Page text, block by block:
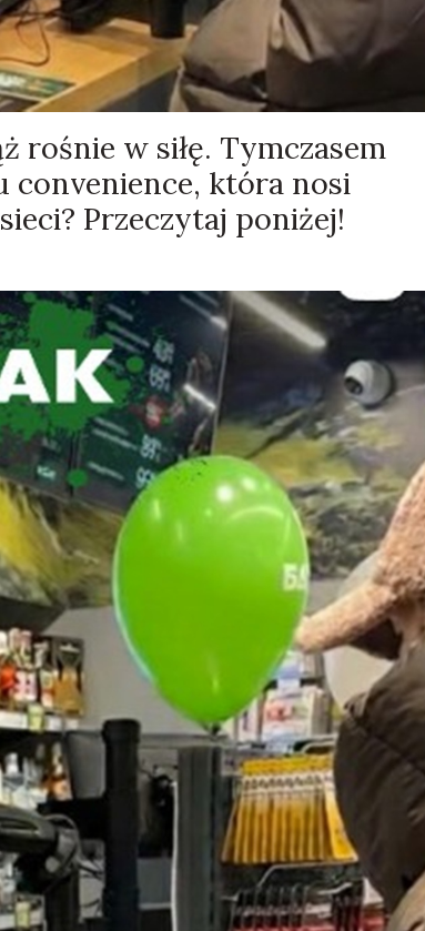
rośnie w siłę. Tymczasem
convenience, która nosi
Przeczytaj poniżej!